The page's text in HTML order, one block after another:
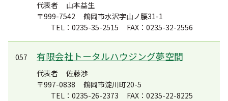
代表者
山本益生
〒999-7542
鶴岡市水沢字山ノ腰31-1
TEL：0235-35-2515
FAX：0235-32-2556
057 有限会社トータルハウジング夢空間
代表者
佐藤渉
〒997-0838
鶴岡市淀川町20-5
TEL：0235-26-2373
FAX：0235-22-8225